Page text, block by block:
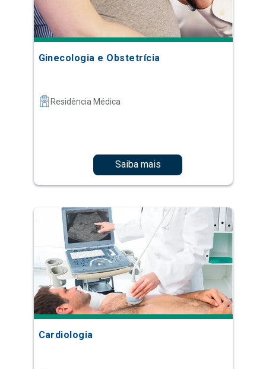
Ginecologia e Obstetrícia
Residência Médica
Saiba mais
Cardiologia